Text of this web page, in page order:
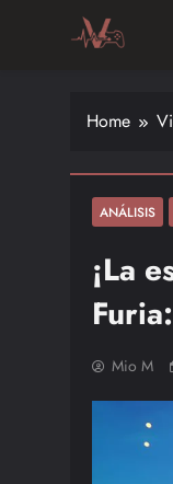
Home
ANÁLISIS
¡La
Mio M